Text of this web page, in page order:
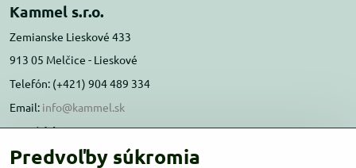
Kammel s.r.o.
Zemianske Lieskové 433
913 05 Melčice - Lieskové
Telefón: (+421) 904 489 334
Email: info@kammel.sk
Prevádzka:
Administratívna budova PD Melčice
Predvoľby súkromia